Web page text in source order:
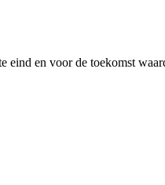
eind en voor de toekomst